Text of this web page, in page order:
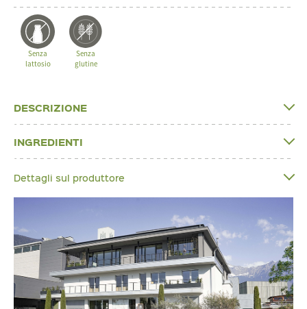
Senza
lattosio
Senza
glutine
DESCRIZIONE
INGREDIENTI
Dettagli sul produttore